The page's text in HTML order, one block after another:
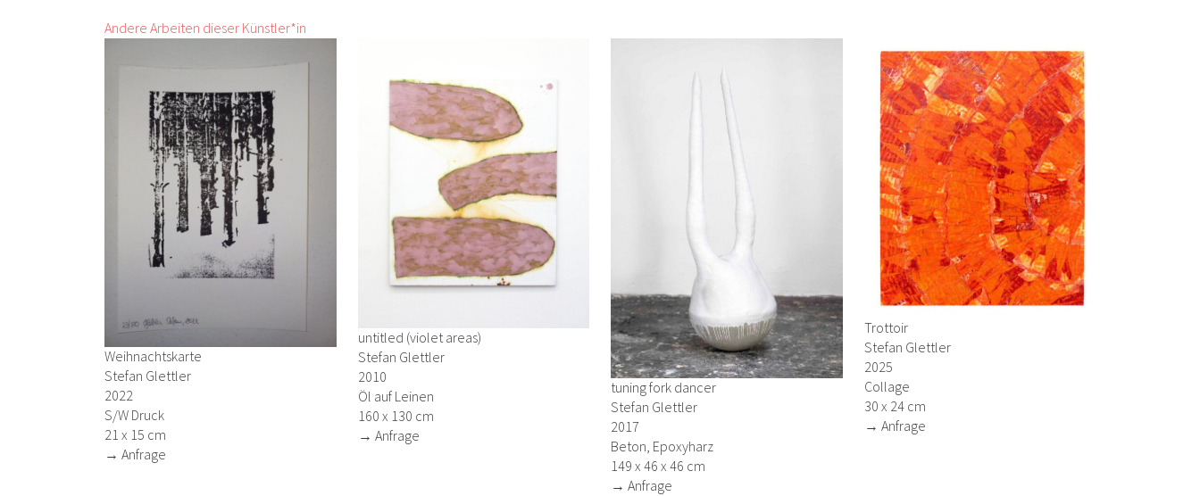
Andere Arbeiten dieser Künstler*in
Weihnachtskarte
Stefan Glettler
2022
S/W Druck
21 x 15 cm
→ Anfrage
untitled (violet areas)
Stefan Glettler
2010
Öl auf Leinen
160 x 130 cm
→ Anfrage
tuning fork dancer
Stefan Glettler
2017
Beton, Epoxyharz
149 x 46 x 46 cm
→ Anfrage
Trottoir
Stefan Glettler
2025
Collage
30 x 24 cm
→ Anfrage